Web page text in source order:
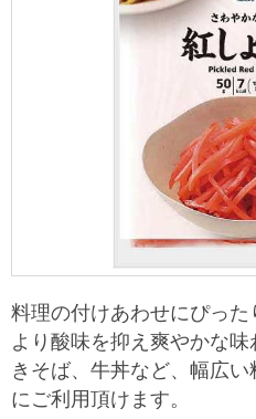
食の安全・安心への取組み
ギフト
プリペイドカード・金券
マルチコピー機でできること
マルチコピー機でできることト
コピー
プリント
宅配便
切手・はがき・印紙
チケットサービス
セブンチケット
セブン‐イレブンでお受取り
企業理念
会社概要
サステナビリティ
セブン＆アイ・ホールディングス
サステナビリティ活動基本方針
加盟店オーナー募集
アルバイト情報
料理の付けあわせにぴった
より酸味を抑え爽やかな
きそば、牛丼など、幅広
にご利用頂けます。